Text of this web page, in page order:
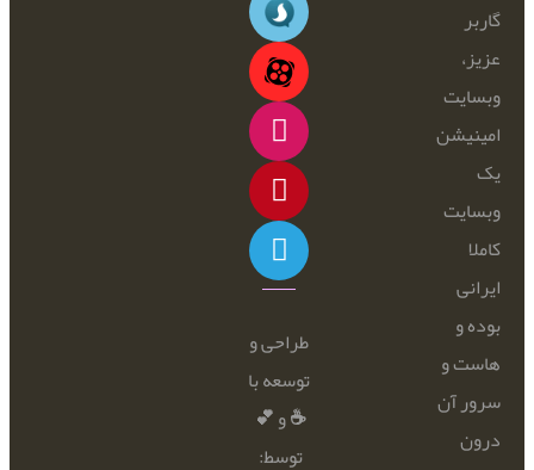
گاربر
عزیز،
وبسایت
امینیشن
یک
وبسایت
کاملا
ایرانی
بوده و
هاست و
سرور آن
درون
طراحی و
توسعه با
☕ و 💕
توسط: